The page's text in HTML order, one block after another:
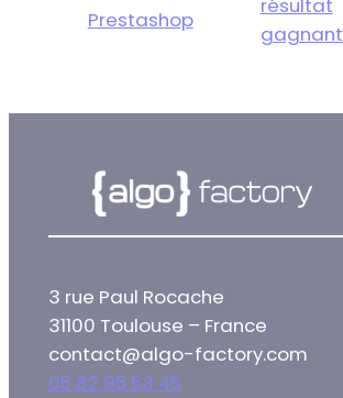
Prestashop
résultat
gagnant
3 rue Paul Rocache
31100 Toulouse – France
contact@algo-factory.com
05 82 95 53 45